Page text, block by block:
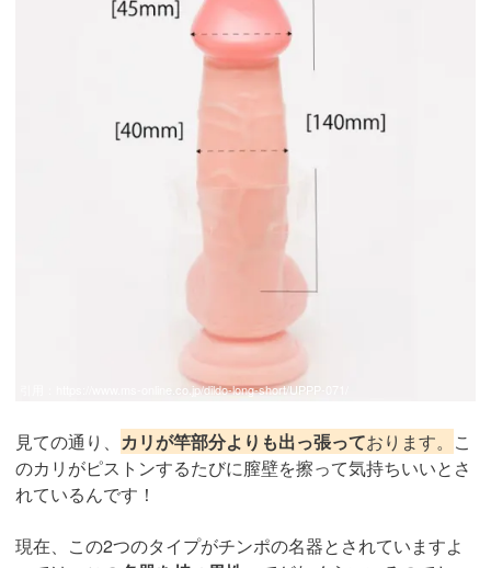
https://www.ms-online.co.jp/dildo-long-short/UPPP-071/
見ての通り、 カリが竿部分よりも出っ張っております。 こ
のカリがピストンするたびに膣壁を擦って気持ちいいとさ
れているんです！
現在、この2つのタイプがチンポの名器とされていますよ